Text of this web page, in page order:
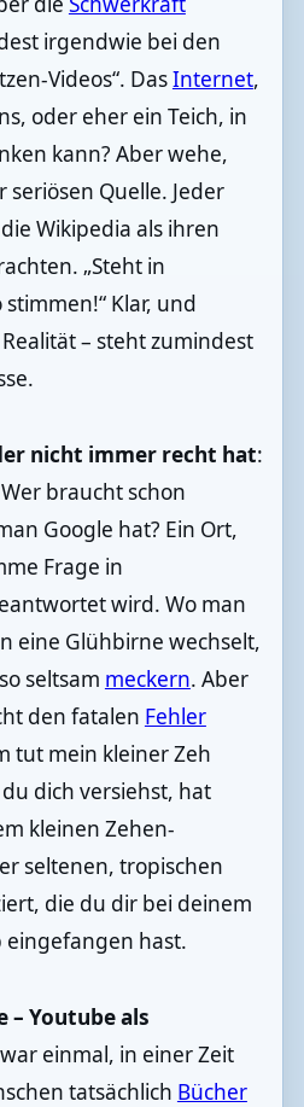
irgendwie bei den
Videos“. DasInternet,
oder eher ein Teich, in
kann? Aber wehe,
Quelle. Jeder
Wikipedia als ihren
„Steht in
Klar, und
– steht zumindest
nicht immer recht hat:
braucht schon
Google hat? Ein Ort,
Frage in
wird. Wo man
eine Glühbirne wechselt,
seltsam meckern. Aber
den fatalen Fehler
tut mein kleiner Zeh
du dich versiehst, hat
kleinen Zehen-
seltenen, tropischen
die du dir bei deinem
hast.
– Youtube als
war einmal, in einer Zeit
tatsächlich Bücher